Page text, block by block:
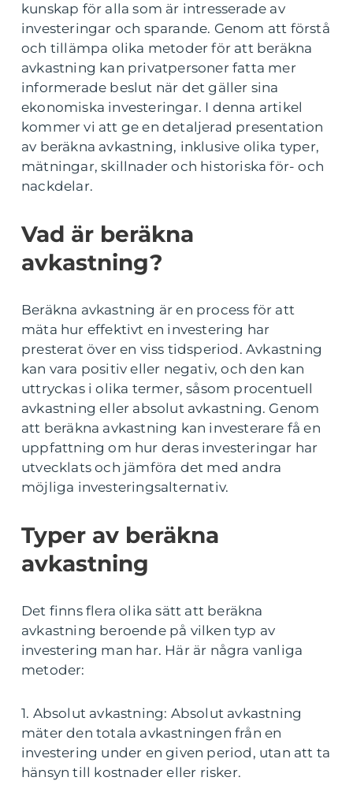
kunskap för alla som är intresserade av
investeringar och sparande. Genom att förstå
och tillämpa olika metoder för att beräkna
avkastning kan privatpersoner fatta mer
informerade beslut när det gäller sina
ekonomiska investeringar. I denna artikel
kommer vi att ge en detaljerad presentation
av beräkna avkastning, inklusive olika typer,
mätningar, skillnader och historiska för- och
nackdelar.
Vad är beräkna
avkastning?
Beräkna avkastning är en process för att
mäta hur effektivt en investering har
presterat över en viss tidsperiod. Avkastning
kan vara positiv eller negativ, och den kan
uttryckas i olika termer, såsom procentuell
avkastning eller absolut avkastning. Genom
att beräkna avkastning kan investerare få en
uppfattning om hur deras investeringar har
utvecklats och jämföra det med andra
möjliga investeringsalternativ.
Typer av beräkna
avkastning
Det finns flera olika sätt att beräkna
avkastning beroende på vilken typ av
investering man har. Här är några vanliga
metoder:
1. Absolut avkastning: Absolut avkastning
mäter den totala avkastningen från en
investering under en given period, utan att ta
hänsyn till kostnader eller risker.